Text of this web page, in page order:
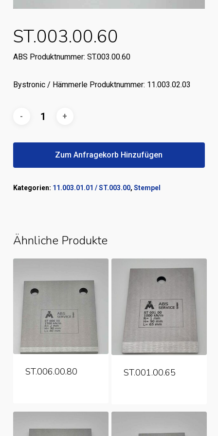
ST.003.00.60
ABS Produktnummer: ST.003.00.60
Bystronic / Hämmerle Produktnummer: 11.003.02.03
Zum Anfragekorb Hinzufügen
Kategorien: 11.003.01.01 / ST.003.00, Stempel
Ähnliche Produkte
ST.006.00.80 ST.001.00.65